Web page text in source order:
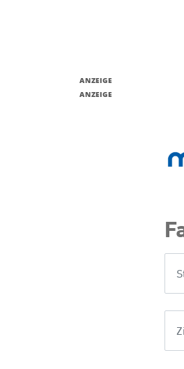
ANZEIGE
ANZEIGE